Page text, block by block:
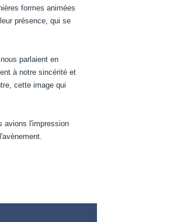
formes animées
présence, qui se
parlaient en
à notre sincérité et
cette image qui
avions l'impression